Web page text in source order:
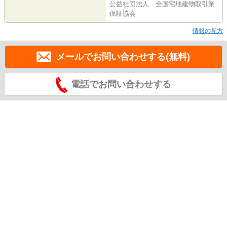
公益社団法人 全国宅地建物取引業
保証協会
情報の見方
メールでお問い合わせする(無料)
電話でお問い合わせする